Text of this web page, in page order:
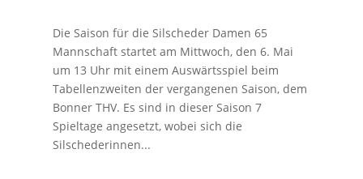
Die Saison für die Silscheder Damen 65
Mannschaft startet am Mittwoch, den 6. Mai
um 13 Uhr mit einem Auswärtsspiel beim
Tabellenzweiten der vergangenen Saison, dem
Bonner THV. Es sind in dieser Saison 7
Spieltage angesetzt, wobei sich die
Silschederinnen...